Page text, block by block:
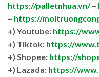
https://palletnhua.vn/–
– https://
+) Youtube: https://
+) Tiktok: https://
+) Shopee: https://
+) Lazada: https://